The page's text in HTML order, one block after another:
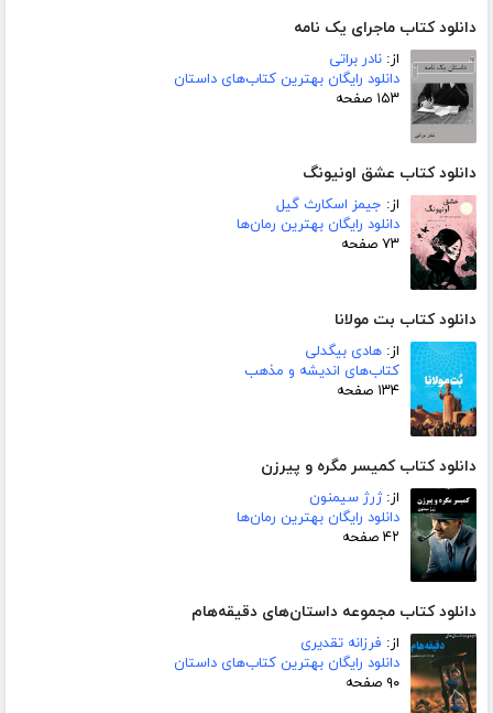
دانلود کتاب ماجرای یک نامه
از: نادر براتی
دانلود رایگان بهترین کتاب‌های داستان
۱۵۳ صفحه
دانلود کتاب عشق اونیونگ
از: جیمز اسکارث گیل
دانلود رایگان بهترین رمان‌ها
۷۳ صفحه
دانلود کتاب بت مولانا
از: هادی بیگدلی
کتاب‌های اندیشه و مذهب
۱۳۴ صفحه
دانلود کتاب کمیسر مگره و پیرزن
از:ژرژ سیمنون
دانلود رایگان بهترین رمان‌ها
۴۲ صفحه
دانلود کتاب مجموعه داستان‌های دقیقه‌هام
از: فرزانه تقدیری
دانلود رایگان بهترین کتاب‌های داستان
۹۰ صفحه